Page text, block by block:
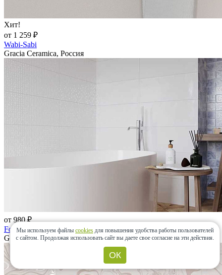
Хит!
от 1 259 ₽
Wabi-Sabi
Gracia Ceramica, Россия
от 980 ₽
Folk
Gracia Ceramica, Россия
Мы используем файлы cookies для повышения удобства работы пользователей
с сайтом. Продолжая использовать сайт вы даете свое согласие на эти действия.
ОК